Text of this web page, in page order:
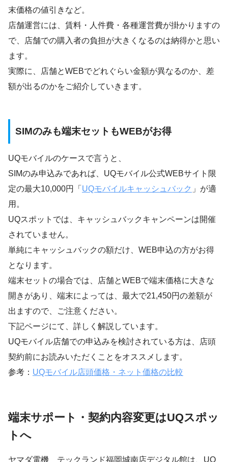
末価格の値引きなど。
店舗運営には、賃料・人件費・各種運営費が掛かりますの
で、店舗での購入者の負担が大きくなるのは納得かと思い
ます。
実際に、店舗とWEBでどれぐらい金額が異なるのか、差
額が出るのかをご紹介していきます。
SIMのみも端末セットもWEBがお得
UQモバイルのケースで言うと、
SIMのみ申込みであれば、UQモバイル公式WEBサイト限
定の最大10,000円「 UQモバイルキャッシュバック 」が適
用。
UQスポットでは、キャッシュバックキャンペーンは開催
されていません。
単純にキャッシュバックの額だけ、WEB申込の方がお得
となります。
端末セットの場合では、店舗とWEBで端末価格に大きな
開きがあり、端末によっては、最大で21,450円の差額が
出ますので、ご注意ください。
下記ページにて、詳しく解説しています。
UQモバイル店舗での申込みを検討されている方は、店頭
契約前にお読みいただくことをオススメします。
参考： UQモバイル店頭価格・ネット価格の比較
端末サポート・契約内容変更はUQスポッ
トへ
ヤマダ電機 テックランド福岡城南店デジタル館は、UQ